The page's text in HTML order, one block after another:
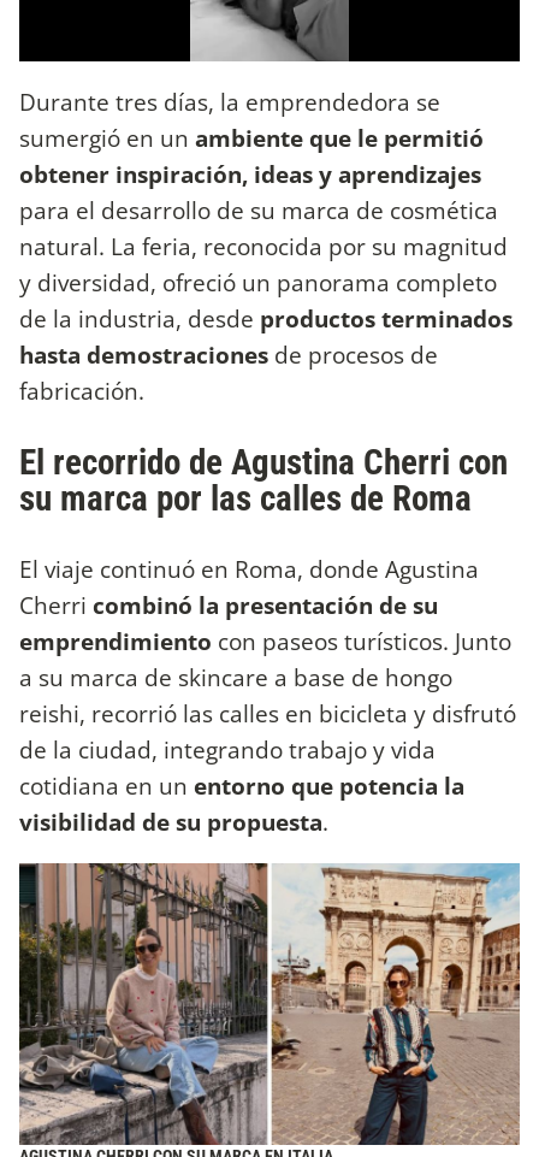
Durante tres días, la emprendedora se
sumergió en un ambiente que le permitió
obtener inspiración, ideas y aprendizajes
para el desarrollo de su marca de cosmética
natural. La feria, reconocida por su magnitud
y diversidad, ofreció un panorama completo
de la industria, desde productos terminados
hasta demostraciones de procesos de
fabricación.
El recorrido de Agustina Cherri con
su marca por las calles de Roma
El viaje continuó en Roma, donde Agustina
Cherri combinó la presentación de su
emprendimiento con paseos turísticos. Junto
a su marca de skincare a base de hongo
reishi, recorrió las calles en bicicleta y disfrutó
de la ciudad, integrando trabajo y vida
cotidiana en un entorno que potencia la
visibilidad de su propuesta.